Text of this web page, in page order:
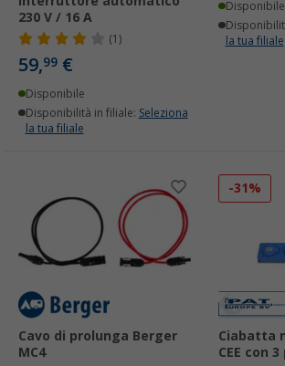
230 V / 16 A
(1)
59,99 €
Disponibile
Disponibilità in filiale: Seleziona
la tua filiale
Disponibile
la tua filiale
Cavo di prolunga Berger
MC4
-31%
Ciabatta
CEE con